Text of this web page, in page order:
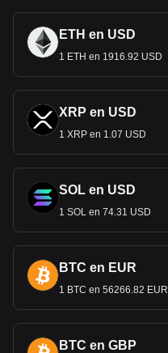
ETH en USD
1 ETH en 1916.92 USD
XRP en USD
1 XRP en 1.07 USD
SOL en USD
1 SOL en 74.31 USD
BTC en EUR
1 BTC en 56266.82 EUR
BTC en GBP